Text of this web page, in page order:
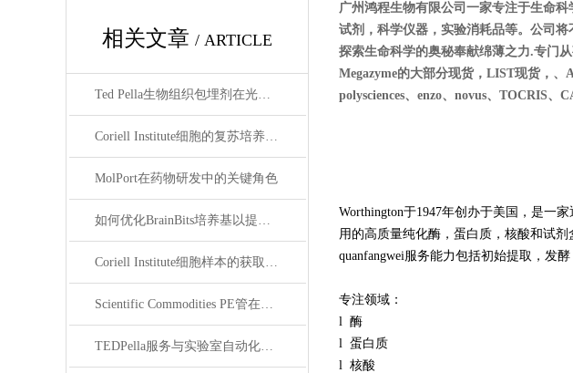
相关文章 / ARTICLE
Ted Pella生物组织包埋剂在光镜与电镜联用技术中的应用
Coriell Institute细胞的复苏培养与质量控制规范
MolPort在药物研发中的关键角色
如何优化BrainBits培养基以提高实验效果？
Coriell Institute细胞样本的获取与应用指南
Scientific Commodities PE管在环保实验中的作用
TEDPella服务与实验室自动化设备的整合
广州鸿程生物有限公司一家专注于生命
试剂，科学仪器，实验消耗品等。公司
探索生命科学的奥秘奉献绵薄之力.专门从
Megazyme的大部分现货，LIST现货，、
polysciences、enzo、novus、TOCRIS、
Worthington于1947年创办于美国，是一
用的高质量纯化酶，蛋白质，核酸和试
quanfangwei服务能力包括初始提取，发
专注领域：
l 酶
l 蛋白质
l 核酸